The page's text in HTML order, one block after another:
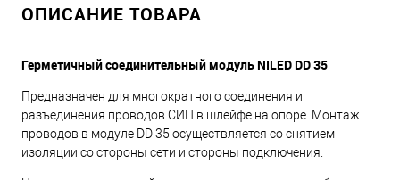
ОПИСАНИЕ ТОВАРА
Герметичный соединительный модуль NILED DD 35
Предназначен для многократного соединения и
разъединения проводов СИП в шлейфе на опоре. Монтаж
проводов в модуле DD 35 осуществляется со снятием
изоляции со стороны сети и стороны подключения.